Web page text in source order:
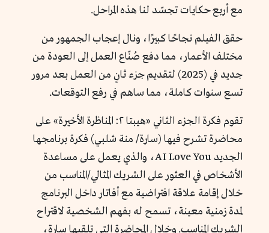
مع أربع حكايات تجسّد لنا هذه المراحل.
حقق الفيلم نجاحًا كبيرًا، ونال إعجاب الجمهور من
مختلف الأعمار، مما دفع صُنّاع العمل إلى العودة من
جديد في (2025) لتقديم جزء ثانٍ من العمل بعد مرور
تسع سنوات كاملة، مما ساهم في رفع التوقعات.
تقوم فكرة الجزء الثاني «هيبتا ٢: المناظرة الأخيرة» على
محاضرة تشرح فيها (سارة/ منة شلبي) فكرة برنامجها
الجديد AI Love You، والذي يعمل على مساعدة
الأشخاص في العثور على الشريك المثالي/المناسب من
خلال إقامة علاقة افتراضية مع أفاتار داخل البرنامج
لمدة زمنية معينة، تسمح له بفهم الشخصية لاقتراح
الشريك المناسب. وخلال المحاضرة التي تلقيها سارة،